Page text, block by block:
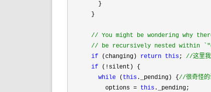
        }
      }
// You might be wondering why
//
be recursively nested within
if (changing) return this; //这里
if (! silent) {
while ( this ._pending) {//很奇怪
          options =
this ._pending;